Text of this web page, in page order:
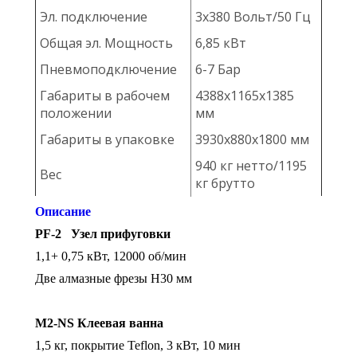
Эл. подключение
3х380 Вольт/50 Гц
Общая эл. Мощность
6,85 кВт
Пневмоподключение
6-7 Бар
Габариты в рабочем
положении
4388х1165х1385
мм
Габариты в упаковке
3930х880х1800 мм
Вес
940 кг нетто/1195
кг брутто
Описание
PF-2 Узел прифуговки
1,1+ 0,75 кВт, 12000 об/мин
Две алмазные фрезы H30 мм
M2-NS Клеевая ванна
1,5 кг, покрытие Teflon, 3 кВт, 10 мин